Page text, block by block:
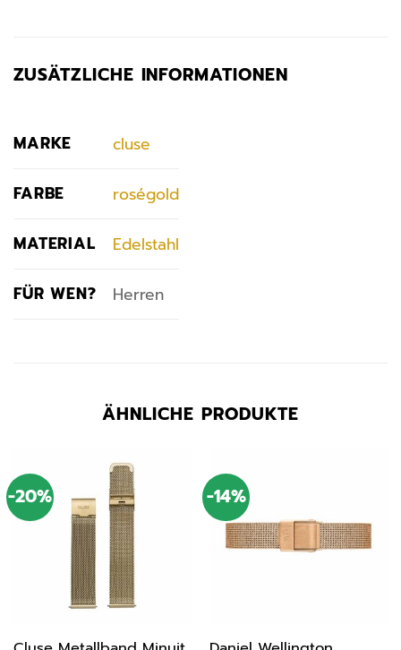
ZUSÄTZLICHE INFORMATIONEN
MARKE cluse
FARBE roségold
MATERIAL Edelstahl
FÜR WEN? Herren
ÄHNLICHE PRODUKTE
-20% -14%